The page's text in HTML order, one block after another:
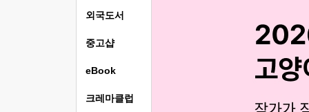
외국도서
중고샵
eBook
크레마클럽